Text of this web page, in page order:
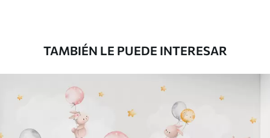
TAMBIÉN LE PUEDE INTERESAR